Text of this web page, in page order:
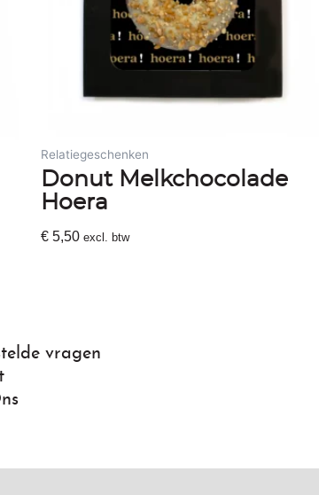
Relatiegeschenken
Donut Melkchocolade
Hoera
€ 5,50 excl. btw
vragen